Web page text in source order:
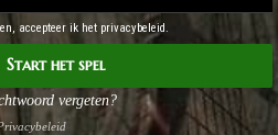
accepteer ik het privacybeleid.
Start het spel
vergeten?